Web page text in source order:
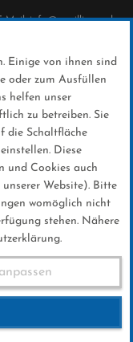
Mail: info@sc-willingen.de
Einige von ihnen sind
oder zum Ausfüllen
helfen unser
zu betreiben. Sie
die Schaltfläche
Diese
und Cookies auch
Website). Bitte
womöglich nicht
stehen. Nähere